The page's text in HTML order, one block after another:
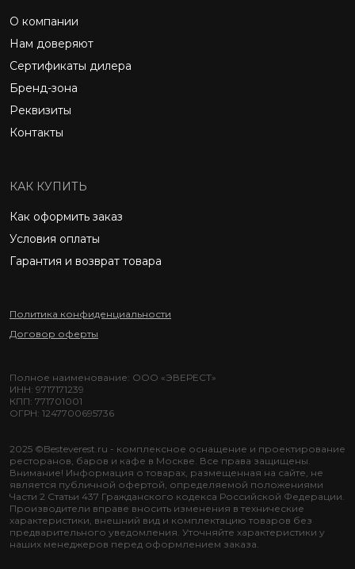
О компании
Нам доверяют
Сертификаты дилера
Бренд-зона
Реквизиты
Контакты
КАК КУПИТЬ
Как оформить заказ
Условия оплаты
Гарантия и возврат товара
Политика конфиденциальности
Договор оферты
2025 ©Besteverest.ru - комплексное оснащение и проектирование
ресторанов, баров и кафе в Москве. Все права защищены.
Внимание! Информация о товарах, размещенная на сайте, не
является публичной офертой, определяемой положениями
Части 2 Статьи 437 Гражданского кодекса Российской Федерации.
Производители вправе вносить изменения в технические
характеристики, внешний вид и комплектацию товаров без
предварительного уведомления. Уточняйте характеристики у
наших менеджеров перед оформлением заказа.
Полное наименование: ООО «ЭВЕРЕСТ»
ИНН: 9717171239
КПП: 771701001
ОГРН: 1247700695736